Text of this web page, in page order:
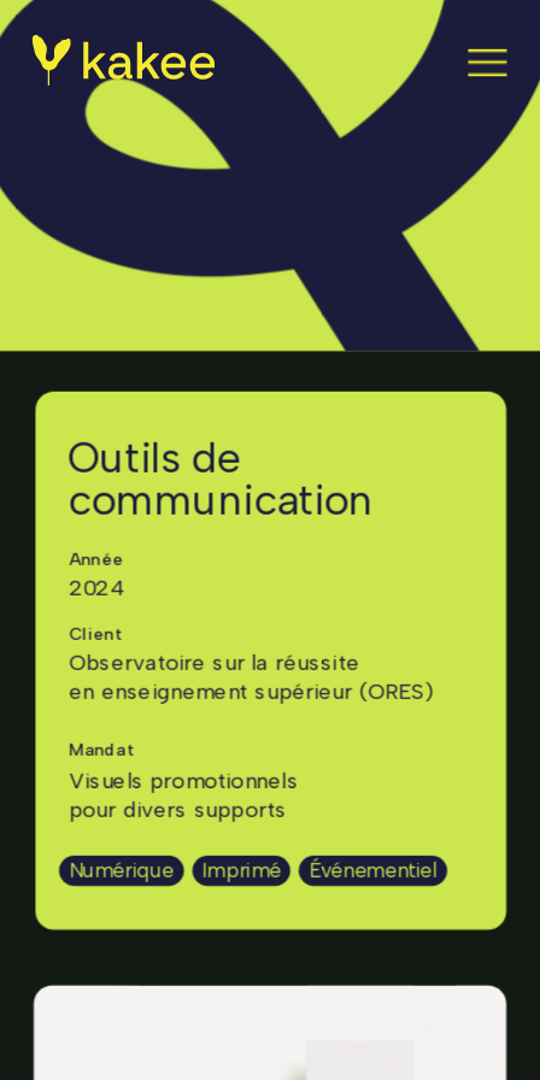
Numérique Imprimé Événementiel
Outils de
communication
Année
2024
Client
Observatoire sur la réussite
en enseignement supérieur (ORES)
Mandat
Visuels promotionnels
pour divers supports